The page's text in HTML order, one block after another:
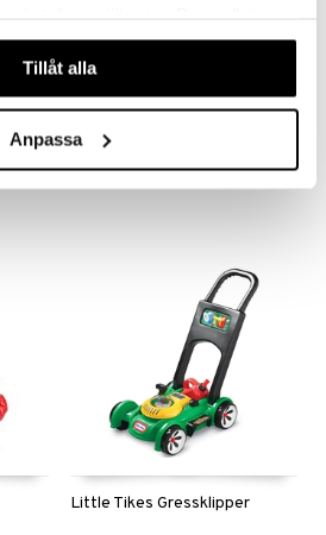
användande av vår webbplats.
Tillåt alla
Anpassa
Sparkles Sparkesykkel
kr 279
Little Tikes Gressklipper